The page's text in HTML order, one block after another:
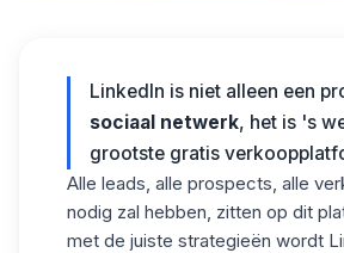
LinkedIn is niet alleen een
sociaal netwerk, het is 's
grootste gratis
Alle leads, alle prospects, alle
nodig zal hebben, zitten op dit
met de juiste strategieën wordt